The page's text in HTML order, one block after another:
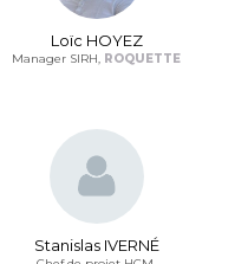
Loïc HOYEZ
Manager SIRH, ROQUETTE
Stanislas IVERNÉ